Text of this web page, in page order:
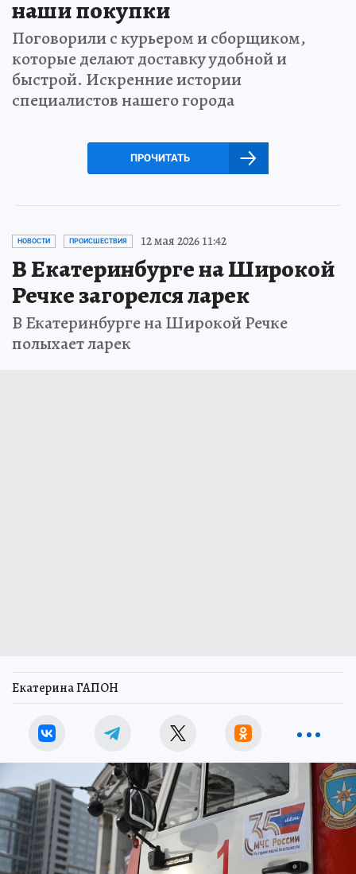
наши покупки
Поговорили с курьером и сборщиком,
которые делают доставку удобной и
быстрой. Искренние истории
специалистов нашего города
ПРОЧИТАТЬ
НОВОСТИ ПРОИСШЕСТВИЯ 12 мая 2026 11:42
В Екатеринбурге на Широкой
Речке загорелся ларек
В Екатеринбурге на Широкой Речке
полыхает ларек
Екатерина ГАПОН